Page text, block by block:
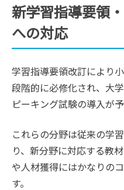
新学習指導要領
への対応
学習指導要領改訂により
段階的に必修化され、大
ピーキング試験の導入が
これらの分野は従来の学
り、新分野に対応する教
や人材獲得にはかなりの
す。